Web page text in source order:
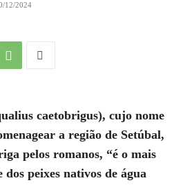
12/2024
caetobrigus), cujo nome
a região de Setúbal,
pelos romanos, “é o mais
peixes nativos de água